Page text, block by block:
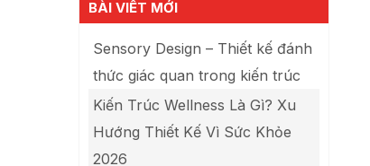
BÀI VIẾT MỚI
Sensory Design – Thiết kế đánh
thức giác quan trong kiến trúc
Kiến Trúc Wellness Là Gì? Xu
Hướng Thiết Kế Vì Sức Khỏe
2026